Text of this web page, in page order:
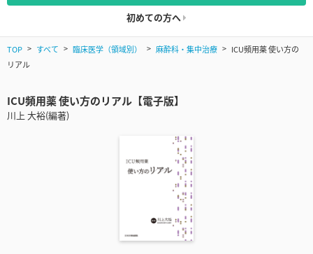
初めての方へ
TOP すべて 臨床医学（領域別） 麻酔科・集中治療
ICU頻用薬 使い方の
リアル
ICU頻用薬 使い方のリアル【電子版】
川上 大裕(編著)